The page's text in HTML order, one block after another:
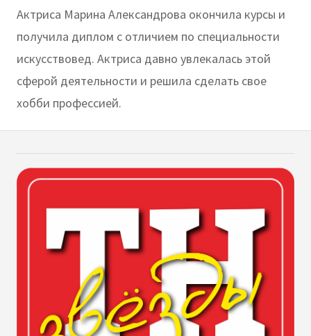
Актриса Марина Александрова окончила курсы и
получила диплом с отличием по специальности
искусствовед. Актриса давно увлекалась этой
сферой деятельности и решила сделать свое
хобби профессией.